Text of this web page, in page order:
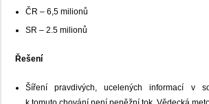
ČR – 6,5 milionů
SR – 2.5 milionů
Řešení
Šíření pravdivých, ucelených informací v